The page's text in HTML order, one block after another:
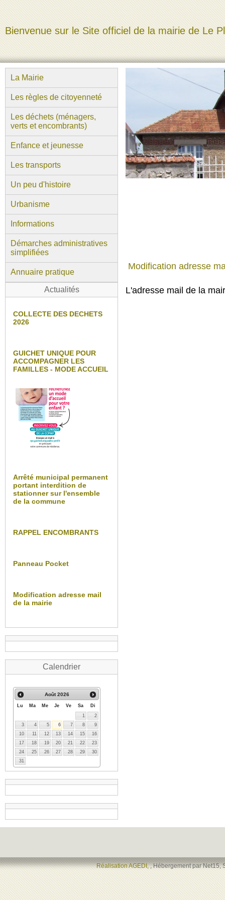
Bienvenue sur le Site officiel de la mairie de Le
La Mairie
Les règles de citoyenneté
Les déchets (ménagers,
verts et encombrants)
Enfance et jeunesse
Les transports
Un peu d'histoire
Urbanisme
Informations
Démarches administratives
simplifiées
Annuaire pratique
Actualités
COLLECTE DES DECHETS
2026
GUICHET UNIQUE POUR
ACCOMPAGNER LES
FAMILLES - MODE ACCUEIL
Arrêté municipal permanent
portant interdition de
stationner sur l'ensemble
de la commune
RAPPEL ENCOMBRANTS
Panneau Pocket
Modification adresse mail
de la mairie
Calendrier
Août 2026
Lu Ma Me Je Ve Sa
Di
1
2
3
4 5 6 7 8
9
10
11 12 13 14 15
16
17
18 19 20 21 22
23
24
25 26 27 28 29
30
31
Modification adresse
L'adresse mail de la
Réalisation AGEDI,, Hébergement par Net15,